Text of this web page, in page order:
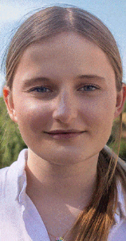
Cronaca 3 Agosto
Scomparso
Fiorentino
Levane nel
Articolo precedente
Incendi tra l’aretino e il
Vigili del fuoco e volontari